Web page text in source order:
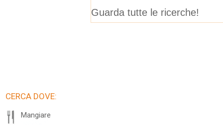
Guarda tutte le ricerche!
CERCA DOVE:
Mangiare